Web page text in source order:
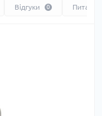
Відгуки 0 Питання